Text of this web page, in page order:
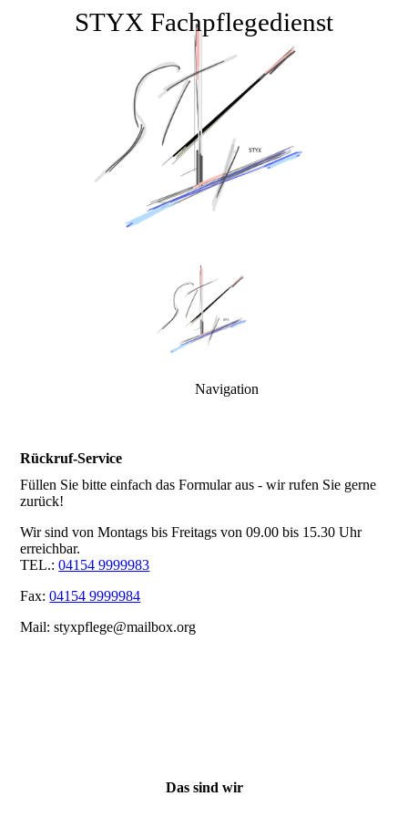
STYX Fachpflegedienst
Navigation
Rückruf-Service
Füllen Sie bitte einfach das Formular aus - wir rufen Sie gerne
zurück!
Wir sind von Montags bis Freitags von 09.00 bis 15.30 Uhr
erreichbar.
TEL.:04154 9999983
Fax:04154 9999984
Mail: styxpflege@mailbox.org
Das sind wir